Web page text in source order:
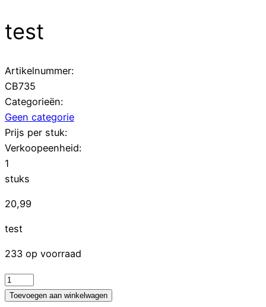
test
Artikelnummer:
CB735
Categorieën:
Geen categorie
Prijs per stuk:
Verkoopeenheid:
1
stuks
20,99
test
233 op voorraad
test
aantal
Toevoegen aan winkelwagen